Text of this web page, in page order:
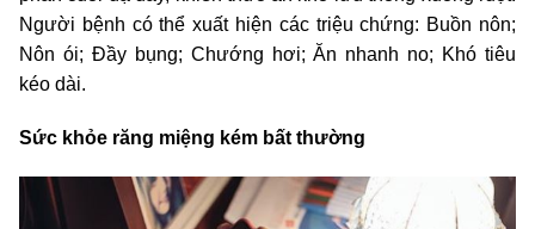
Người bệnh có thể xuất hiện các triệu chứng: Buồn nôn;
Nôn ói; Đầy bụng; Chướng hơi; Ăn nhanh no; Khó tiêu
kéo dài.
Sức khỏe răng miệng kém bất thường